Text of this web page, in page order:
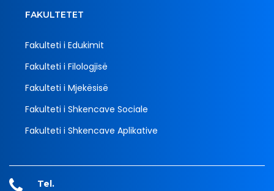
FAKULTETET
Fakulteti i Edukimit
Fakulteti i Filologjisë
Fakulteti i Mjekësisë
Fakulteti i Shkencave Sociale
Fakulteti i Shkencave Aplikative
Tel.